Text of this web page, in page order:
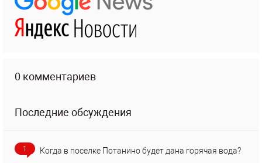
0 комментариев
Последние обсуждения
1 Когда в поселке Потанино будет дана горячая вода?